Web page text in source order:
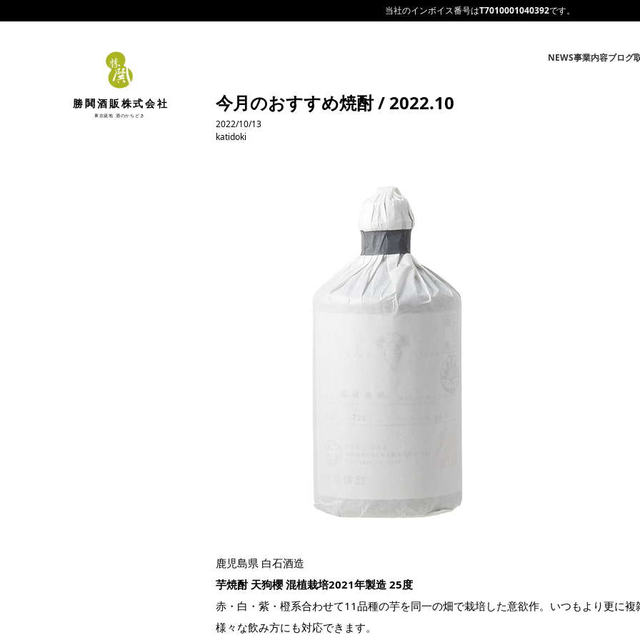
当社のインボイス番号はT7010001040392です。
勝鬨酒販株式会社
東京築地 酒のかちどき
NEWS事業内容ブログ
今月のおすすめ焼酎 / 2022.10
2022/10/13
katidoki
鹿児島県 白石酒造
芋焼酎 天狗櫻 混植栽培2021年製造 25度
赤・白・紫・橙系合わせて11品種の芋を同一の畑で栽培した意欲作。いつもより更に複
様々な飲み方にも対応できます。